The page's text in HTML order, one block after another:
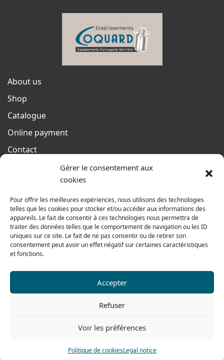
Gérer le consentement aux
cookies
Pour offrir les meilleures expériences, nous utilisons des technologies
telles que les cookies pour stocker et/ou accéder aux informations des
appareils. Le fait de consentir à ces technologies nous permettra de
traiter des données telles que le comportement de navigation ou les ID
uniques sur ce site. Le fait de ne pas consentir ou de retirer son
consentement peut avoir un effet négatif sur certaines caractéristiques
et fonctions.
Accepter
Refuser
Voir les préférences
Politique de cookiesLegal notice
About us
Shop
Catalogue
Online payment
Contact
Terms of sales
From monday to thursday
From 8h to 12h30 and from 13h30 to 17h20
On friday
From 8h to 12h30 and from 13h30 to 16h
Fax: 0033 474 62 81 69
478 rue Alexandre Richetta